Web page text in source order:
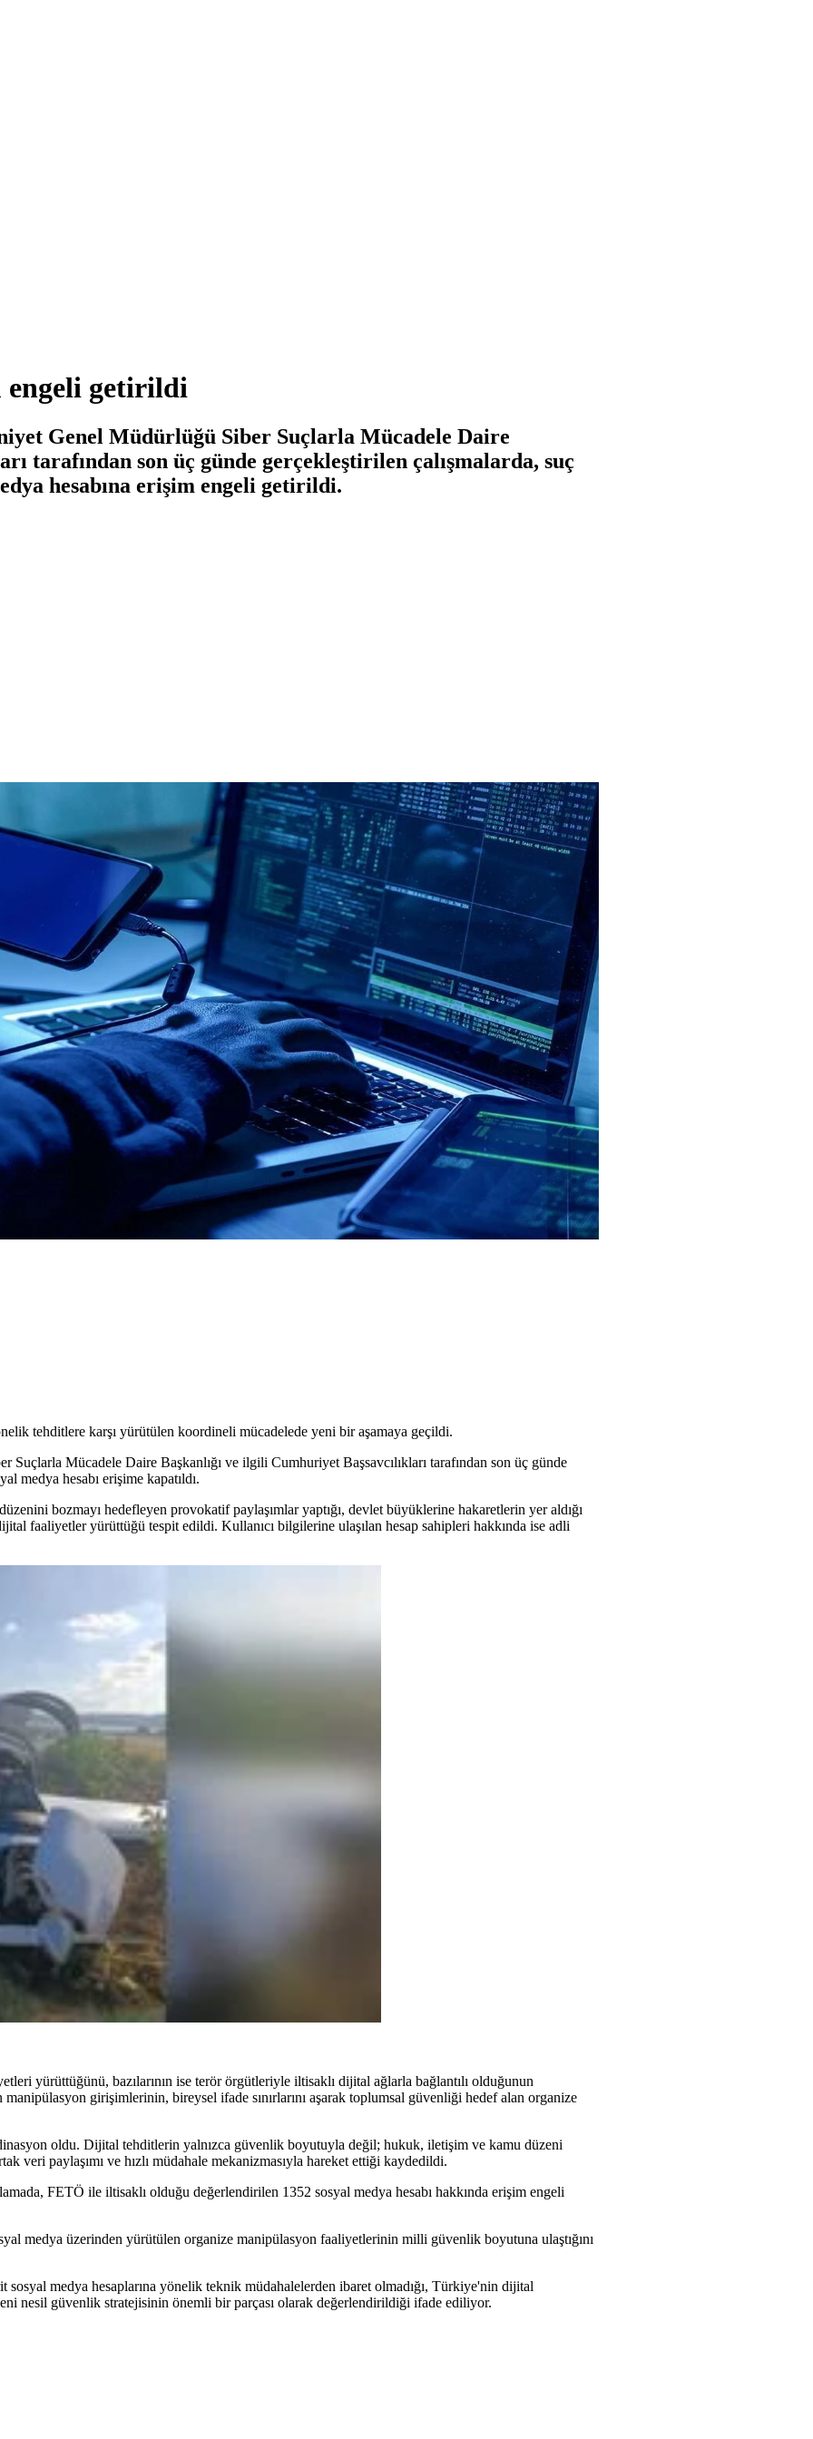
engeli getirildi
Genel Müdürlüğü Siber Suçlarla Mücadele Daire
tarafından son üç günde gerçekleştirilen çalışmalarda, suç
hesabına erişim engeli getirildi.
tehditlere karşı yürütülen koordineli mücadelede yeni bir aşamaya geçildi.
Mücadele Daire Başkanlığı ve ilgili Cumhuriyet Başsavcılıkları tarafından son üç günde
medya hesabı erişime kapatıldı.
bozmayı hedefleyen provokatif paylaşımlar yaptığı, devlet büyüklerine hakaretlerin yer aldığı
faaliyetler yürüttüğü tespit edildi. Kullanıcı bilgilerine ulaşılan hesap sahipleri hakkında ise adli
yürüttüğünü, bazılarının ise terör örgütleriyle iltisaklı dijital ağlarla bağlantılı olduğunun
girişimlerinin, bireysel ifade sınırlarını aşarak toplumsal güvenliği hedef alan organize
oldu. Dijital tehditlerin yalnızca güvenlik boyutuyla değil; hukuk, iletişim ve kamu düzeni
paylaşımı ve hızlı müdahale mekanizmasıyla hareket ettiği kaydedildi.
FETÖ ile iltisaklı olduğu değerlendirilen 1352 sosyal medya hesabı hakkında erişim engeli
medya üzerinden yürütülen organize manipülasyon faaliyetlerinin milli güvenlik boyutuna ulaştığını
medya hesaplarına yönelik teknik müdahalelerden ibaret olmadığı, Türkiye'nin dijital
nesil güvenlik stratejisinin önemli bir parçası olarak değerlendirildiği ifade ediliyor.